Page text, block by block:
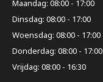
Maandag: 08:00 - 17:00
Dinsdag: 08:00 - 17:00
Woensdag: 08:00 - 17:00
Donderdag: 08:00 - 17:00
Vrijdag: 08:00 - 16:30